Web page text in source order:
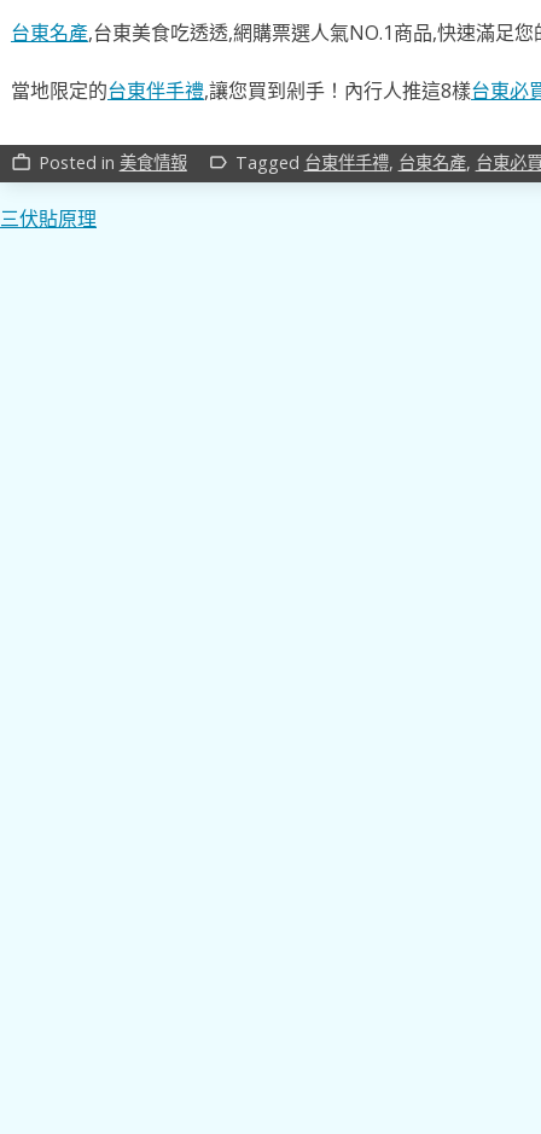
台東名產,台東美食吃透透,網購票選人氣NO.1商品,快速滿足您
當地限定的台東伴手禮,讓您買到剁手！內行人推這8樣台東必
work_outline Posted in 美食情報 label_outline Tagged 台東伴手禮, 台東名產, 台東必
文
三伏貼原理